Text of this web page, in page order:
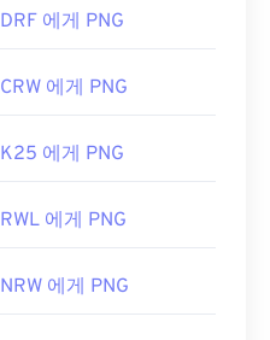
DRF 에게 PNG
CRW 에게 PNG
K25 에게 PNG
RWL 에게 PNG
NRW 에게 PNG